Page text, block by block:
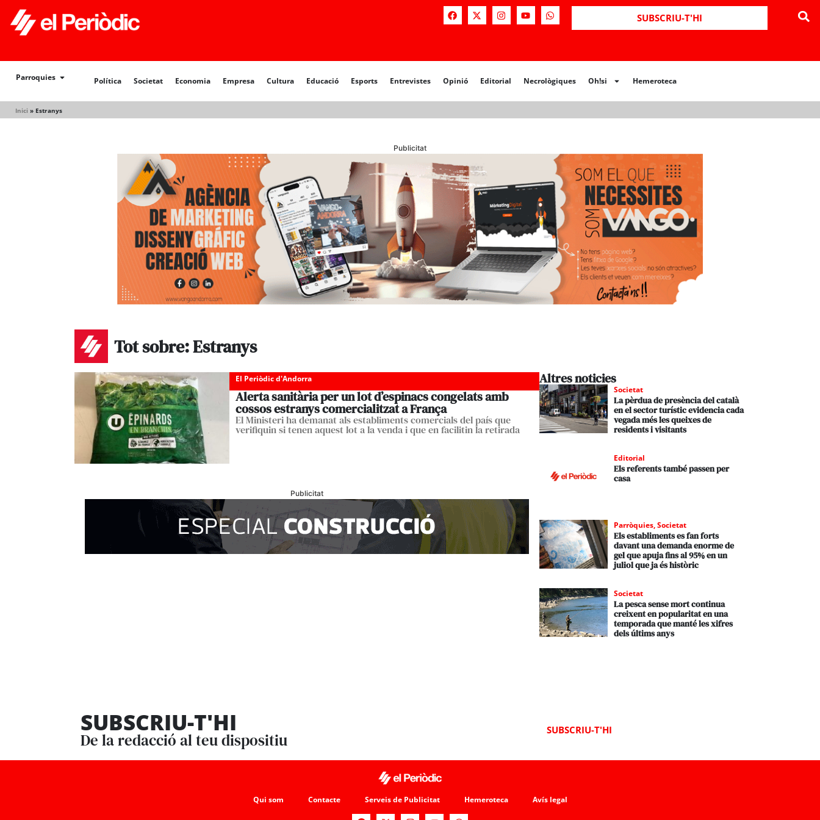
SUBSCRIU-T'HI
Parroquies Política Societat Economia Empresa Cultura Educació Esports Entrevistes Opinió Editorial Necrològiques Oh!si Hemeroteca
Inici » Estranys
Política Societat Opinió Editorial Necrològiques Hemeroteca
Publicitat
Tot sobre: Estranys
El Periòdic d'Andorra
Alerta sanitària per un lot d’espinacs congelats amb
cossos estranys comercialitzat a França
El Ministeri ha demanat als establiments comercials del país que
verifiquin si tenen aquest lot a la venda i que en facilitin la retirada
Publicitat
Altres noticies
Societat
La pèrdua de presència del català
en el sector turístic evidencia cada
vegada més les queixes de
residents i visitants
Editorial
Els referents també passen per
casa
Parròquies,Societat
Els establiments es fan forts
davant una demanda enorme de
gel que apuja fins al 95% en un
juliol que ja és històric
Societat
La pesca sense mort continua
creixent en popularitat en una
temporada que manté les xifres
dels últims anys
SUBSCRIU-T'HI
De la redacció al teu dispositiu
SUBSCRIU-T'HI
Qui som Contacte Serveis de Publicitat Hemeroteca Avís legal